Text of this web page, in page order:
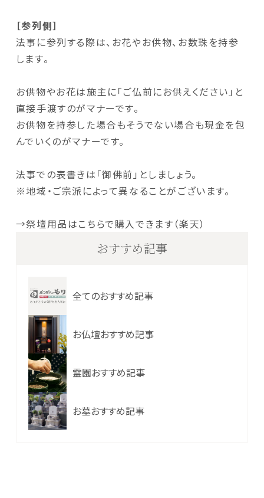
［参列側］
法事に参列する際は、お花やお供物、お数珠を持参
します。
お供物やお花は施主に「ご仏前にお供えください」と
直接手渡すのがマナーです。
お供物を持参した場合もそうでない場合も現金を包
んでいくのがマナーです。
法事での表書きは「御佛前」としましょう。
※地域・ご宗派によって異なることがございます。
→祭壇用品はこちらで購入できます（楽天）
おすすめ記事
全てのおすすめ記事
お仏壇おすすめ記事
霊園おすすめ記事
お墓おすすめ記事